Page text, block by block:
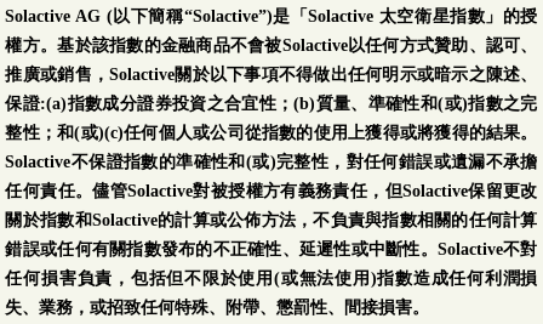
Solactive AG (以下簡稱“Solactive”)是「Solactive 太空衛星指數」的授
權方。基於該指數的金融商品不會被Solactive以任何方式贊助、認可、
推廣或銷售，Solactive關於以下事項不得做出任何明示或暗示之陳述、
保證:(a)指數成分證券投資之合宜性；(b)質量、準確性和(或)指數之完
整性；和(或)(c)任何個人或公司從指數的使用上獲得或將獲得的結果。
Solactive不保證指數的準確性和(或)完整性，對任何錯誤或遺漏不承擔
任何責任。儘管Solactive對被授權方有義務責任，但Solactive保留更改
關於指數和Solactive的計算或公佈方法，不負責與指數相關的任何計算
錯誤或任何有關指數發布的不正確性、延遲性或中斷性。Solactive不對
任何損害負責，包括但不限於使用(或無法使用)指數造成任何利潤損
失、業務，或招致任何特殊、附帶、懲罰性、間接損害。